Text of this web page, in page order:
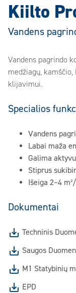
Kiilto
Vandens
Vandens pagrindo
medžiagų,
klijavimui.
Specialios
Vandens
Labai maža
Galima
Stiprus
Išeiga 2–4
Dokumentai
Techninis
Saugos
M1 Statybinių
EPD